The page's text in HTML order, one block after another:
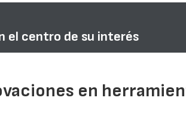
el centro de su interés
en